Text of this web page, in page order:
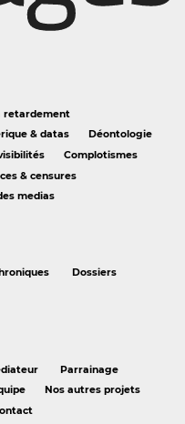
retardement
& datas
Déontologie
Complotismes
& censures
medias
Dossiers
Parrainage
Nos autres projets